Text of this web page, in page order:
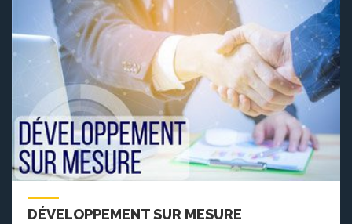
DÉVELOPPEMENT SUR MESURE